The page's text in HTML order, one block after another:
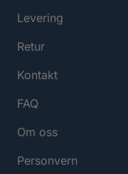
Levering
Retur
Kontakt
FAQ
Om oss
Personvern